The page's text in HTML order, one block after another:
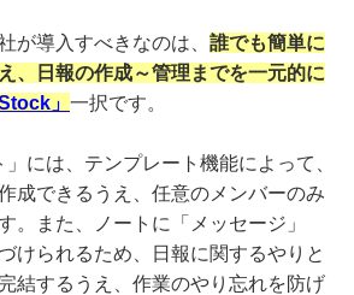
が導入すべきなのは、 誰でも簡単に
、日報の作成～管理までを一元的に
Stock」 一択です。
には、テンプレート機能によって、
成できるうえ、任意のメンバーのみ
。また、ノートに「メッセージ」
けられるため、日報に関するやりと
結するうえ、作業のやり忘れを防げ